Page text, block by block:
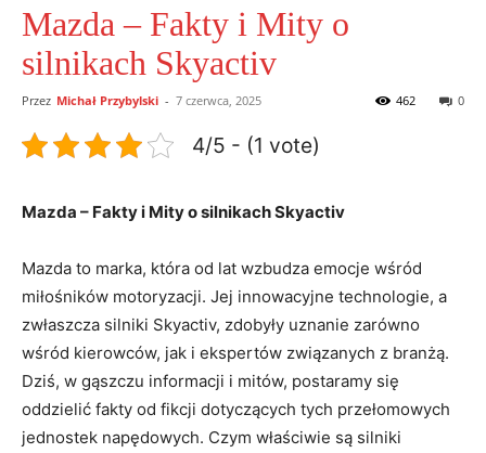
Mazda – Fakty i Mity o
silnikach Skyactiv
Przez Michał Przybylski - 7 czerwca, 2025 0
462
4/5 - (1 vote)
Mazda – Fakty i Mity⁣ o silnikach Skyactiv
Mazda to ​marka, która od lat⁢ wzbudza emocje wśród​
miłośników motoryzacji. Jej innowacyjne ‍technologie, a
zwłaszcza silniki⁢ Skyactiv, zdobyły ‌uznanie zarówno⁢
wśród ⁤kierowców, jak i ekspertów związanych ​z branżą.
Dziś, w gąszczu ⁣informacji ‍i ⁤mitów, postaramy się
oddzielić fakty​ od fikcji dotyczących tych przełomowych
‌jednostek napędowych.‌ Czym‍ właściwie są⁣ silniki